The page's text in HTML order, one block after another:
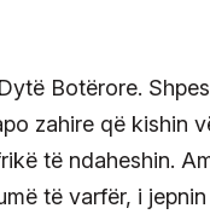
Botërore.
zahire që kishin
të ndaheshin.
të varfër, i